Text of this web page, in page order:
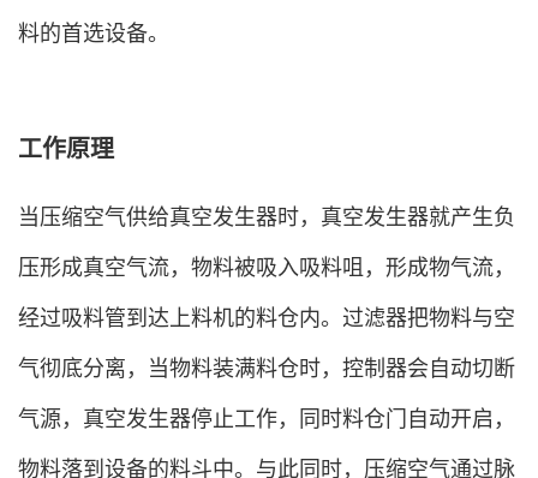
料的首选设备。
工作原理
当压缩空气供给真空发生器时，真空发生器就产生负
压形成真空气流，物料被吸入吸料咀，形成物气流，
经过吸料管到达上料机的料仓内。过滤器把物料与空
气彻底分离，当物料装满料仓时，控制器会自动切断
气源，真空发生器停止工作，同时料仓门自动开启，
物料落到设备的料斗中。与此同时，压缩空气通过脉